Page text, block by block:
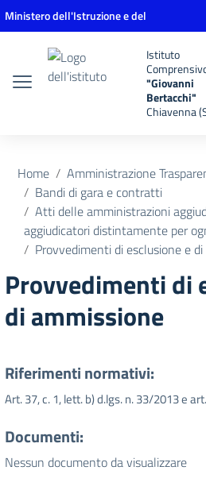
Vai ai contenuti
Vai al menu di navigazione
Vai al footer
Ministero dell'Istruzione e del
Istituto
"Giovanni
Bertacchi"
Chiavenna
Home
Amministrazione
Bandi di gara e contratti
Atti delle amministrazioni
aggiudicatori distintamente per
Provvedimenti di esclusione e
Provvedimenti di
di ammissione
Riferimenti normativi:
Art. 37, c. 1, lett. b) d.lgs. n. 33/2013 e
Documenti:
Nessun documento da visualizzare